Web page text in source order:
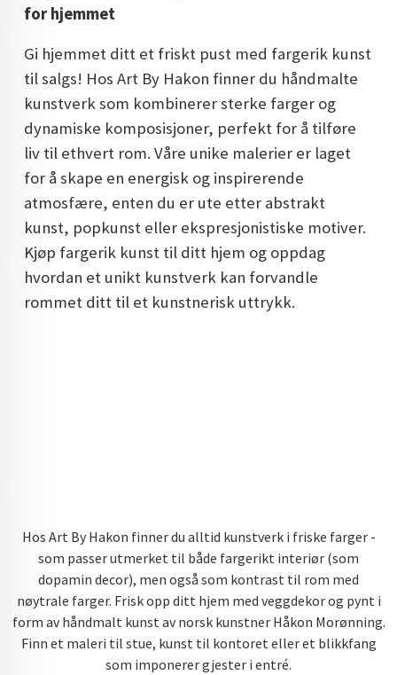
KUNSTNER BLOGG - EN KUNSTNERS DAGBOK
STORE MALERIER TIL STUE
NORSK KUNST
DOPAMIN DECOR NORGE
DOPAMIN DECOR NORGE
for hjemmet
Gi hjemmet ditt et friskt pust med fargerik kunst
til salgs! Hos Art By Hakon finner du håndmalte
kunstverk som kombinerer sterke farger og
dynamiske komposisjoner, perfekt for å tilføre
liv til ethvert rom. Våre unike malerier er laget
for å skape en energisk og inspirerende
atmosfære, enten du er ute etter abstrakt
kunst, popkunst eller ekspresjonistiske motiver.
Kjøp fargerik kunst til ditt hjem og oppdag
hvordan et unikt kunstverk kan forvandle
rommet ditt til et kunstnerisk uttrykk.
Hos Art By Hakon finner du alltid kunstverk i friske farger -
som passer utmerket til både fargerikt interiør (som
dopamin decor), men også som kontrast til rom med
nøytrale farger. Frisk opp ditt hjem med veggdekor og pynt i
form av håndmalt kunst av norsk kunstner Håkon Morønning.
Finn et maleri til stue, kunst til kontoret eller et blikkfang
som imponerer gjester i entré.